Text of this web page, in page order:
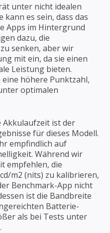
unter nicht idealen
kann es sein, dass das
Apps im Hintergrund
dazu, die
senken, aber wir
mit ein, da sie einen
Leistung bieten.
höhere Punktzahl,
optimalen
Akkulaufzeit ist der
für dieses Modell.
empfindlich auf
Während wir
empfehlen, die
m2 (nits) zu kalibrieren,
Benchmark-App nicht
ist die Bandbreite
Batterie-
als bei Tests unter